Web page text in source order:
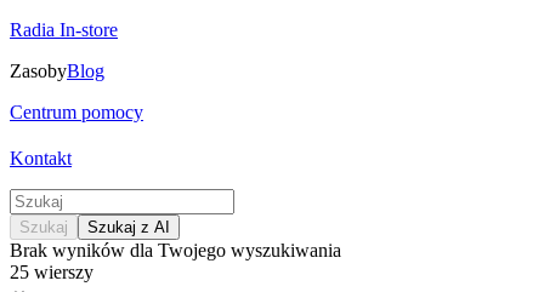
Radia In-store
ZasobyBlog
Centrum pomocy
Kontakt
Szukaj Szukaj z AI
Brak wyników dla Twojego wyszukiwania
25 wierszy